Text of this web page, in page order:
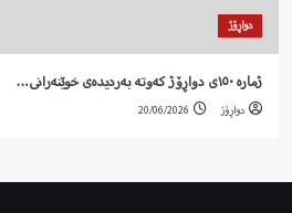
دواڕۆژ
ژمارە ١٥٠ی دواڕۆژ کەوتە بەردیدەی خوێنەرانی…
دواڕۆژ 20/06/2026